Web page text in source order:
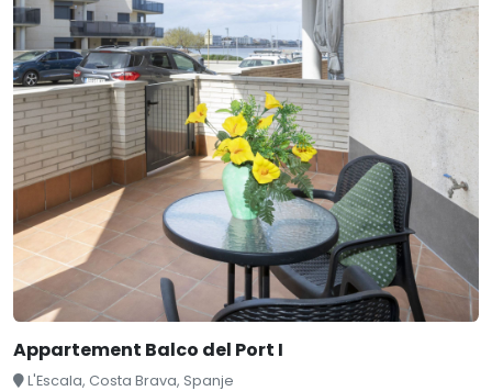
Appartement Balco del Port I
L'Escala, Costa Brava, Spanje